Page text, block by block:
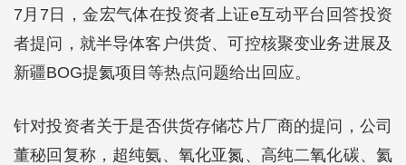
7月7日，金宏气体在投资者上证e互动平台回答投资
者提问，就半导体客户供货、可控核聚变业务进展及
新疆BOG提氦项目等热点问题给出回应。
针对投资者关于是否供货存储芯片厂商的提问，公司
董秘回复称，超纯氨、氧化亚氮、高纯二氧化碳、氦